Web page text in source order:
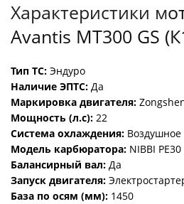
Характеристики м
Avantis MT300 GS
Тип ТС: Эндуро
Наличие ЭПТС: Да
Маркировка двигателя:
Мощность (л.с): 22
Система охлаждения: Воздушное
Модель карбюратора: NIBBI PE30
Балансирный вал: Да
Запуск двигателя:
База по осям (мм): 1450